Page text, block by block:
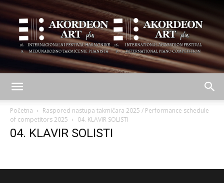
ART
Početna
Raspored nastupa takmičara 2025 / Performance schedule
of competitors 2025
04. KLAVIR SOLISTI
04. KLAVIR SOLISTI